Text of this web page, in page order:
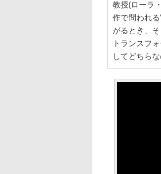
教授(ローラ
作で問われ
がるとき、
トランスフ
してどちら